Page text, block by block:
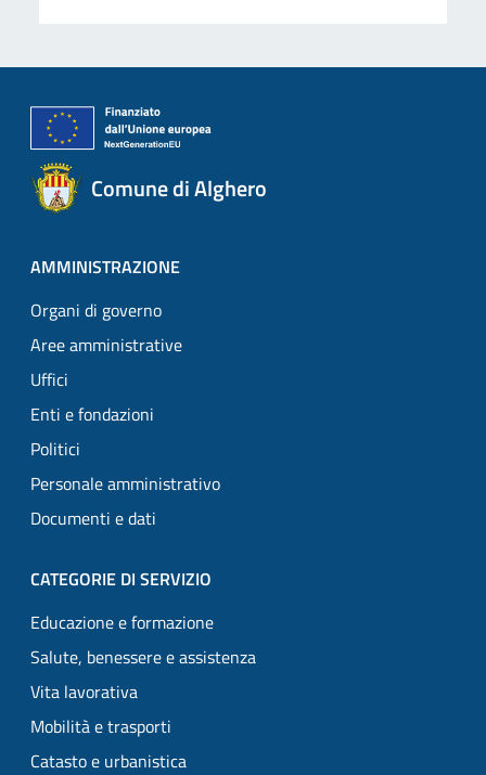
Comune di Alghero
AMMINISTRAZIONE
Organi di governo
Aree amministrative
Uffici
Enti e fondazioni
Politici
Personale amministrativo
Documenti e dati
CATEGORIE DI SERVIZIO
Educazione e formazione
Salute, benessere e assistenza
Vita lavorativa
Mobilità e trasporti
Catasto e urbanistica